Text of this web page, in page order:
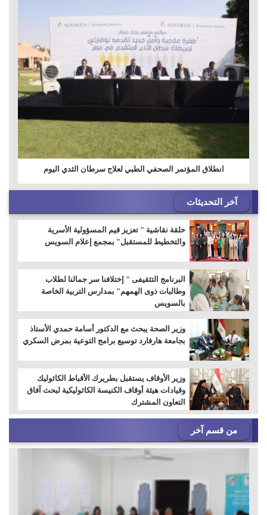
انطلاق المؤتمر الصحفي الطبي لعلاج سرطان الثدي اليوم
آخر التحديثات
حلقة نقاشية " تعزيز قيم المسؤولية الأسرية
والتخطيط للمستقبل" بمجمع إعلام السويس
البرنامج التثقيفى " إختلافنا سر جمالنا لطلاب
وطالبات ذوى الهمهم" بمدارس التربية الخاصة
بالسويس
وزير الصحة يبحث مع الدكتور أسامة حمدي الأستاذ
بجامعة هارفارد توسيع برامج التوعية بمرض السكري
وزير الأوقاف يستقبل بطريرك الأقباط الكاثوليك
وقيادات هيئة أوقاف الكنيسة الكاثوليكية لبحث آفاق
التعاون المشترك
من قسم آخر